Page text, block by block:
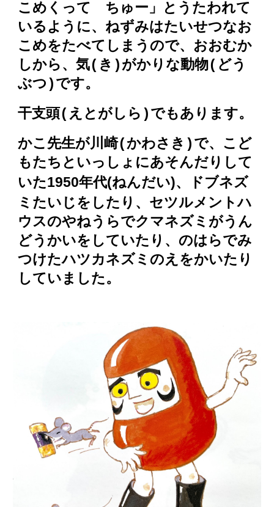
こめくって ちゅー」とうたわれて
いるように、ねずみはたいせつなお
こめをたべてしまうので、おおむか
しから、気(き)がかりな動物(どう
ぶつ)です。
干支頭(えとがしら)でもあります。
かこ先生が川崎(かわさき)で、こど
もたちといっしょにあそんだりして
いた1950年代(ねんだい)、ドブネズ
ミたいじをしたり、セツルメントハ
ウスのやねうらでクマネズミがうん
どうかいをしていたり、のはらでみ
つけたハツカネズミのえをかいたり
していました。